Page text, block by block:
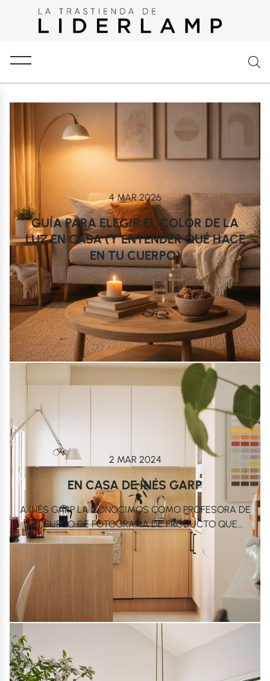
4 MAR 2026
GUÍA PARA ELEGIR EL COLOR DE LA
LUZ EN CASA (Y ENTENDER QUÉ HACE
EN TU CUERPO)
2 MAR 2024
EN CASA DE INÉS GARP
A INÉS GARP LA CONOCIMOS COMO PROFESORA DE
UN CURSO DE FOTOGRAFÍA DE PRODUCTO QUE...